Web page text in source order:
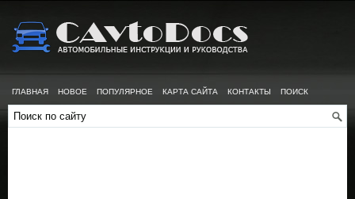
ГЛАВНАЯ НОВОЕ ПОПУЛЯРНОЕ КАРТА САЙТА КОНТАКТЫ ПОИСК